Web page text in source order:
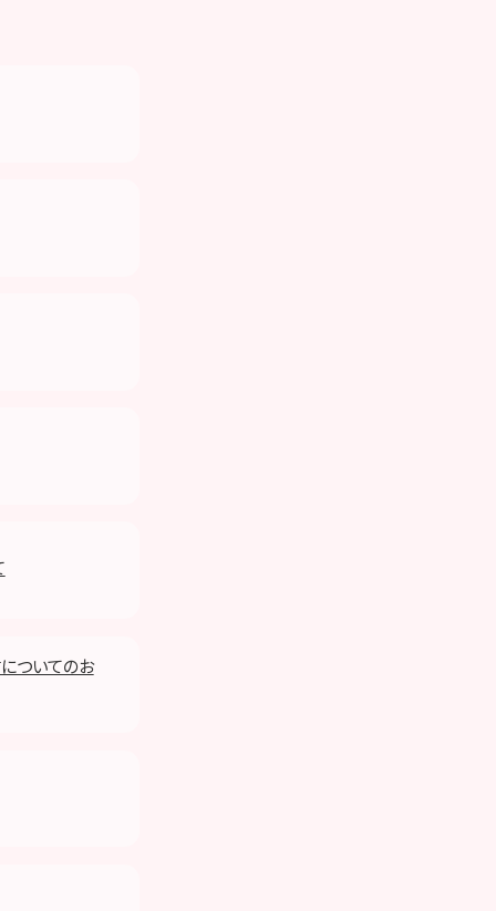
ついてのお